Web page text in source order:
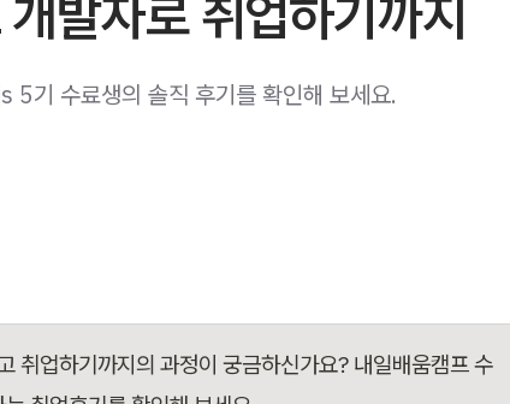
발자로 취업하기까지
취업하기까지의 과정이 궁금하신가요? 내일배움캠프 수